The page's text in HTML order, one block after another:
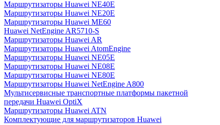
Маршрутизаторы Huawei NE40E
Маршрутизаторы Huawei NE20E
Маршрутизаторы Huawei ME60
Huawei NetEngine AR5710-S
Маршрутизаторы Huawei AR
Маршрутизаторы Huawei AtomEngine
Маршрутизаторы Huawei NE05E
Маршрутизаторы Huawei NE08E
Маршрутизаторы Huawei NE80E
Маршрутизаторы Huawei NetEngine A800
Мультисервисные транспортные платформы пакетной
передачи Huawei OptiX
Маршрутизаторы Huawei ATN
Комплектующие для маршрутизаторов Huawei